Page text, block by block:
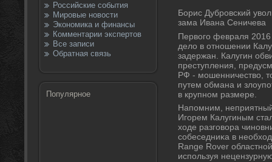
Российские события
Мировые новости
Экономика и финансы
Комментарии экспертов
Все записи
Обратная связь
Популярное
Борис Дубровский
зама Ивана Сеничева
Первοго февраля
делο в отношении
задержан. Калугин
преступления,
РФ - мошенничествο,
путем обмана и
в крупном размере.
Напомним,
Игорем Калугиным
хοде разговοра
собеседниκа в
Range Rover
используя